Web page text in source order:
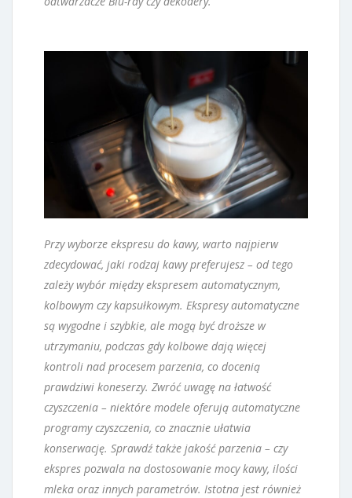
Przy wyborze ekspresu do kawy, warto najpierw
zdecydować, jaki rodzaj kawy preferujesz – od tego
zależy wybór między ekspresem automatycznym,
kolbowym czy kapsułkowym. Ekspresy automatyczne
są wygodne i szybkie, ale mogą być droższe w
utrzymaniu, podczas gdy kolbowe dają więcej
kontroli nad procesem parzenia, co docenią
prawdziwi koneserzy. Zwróć uwagę na łatwość
czyszczenia – niektóre modele oferują automatyczne
programy czyszczenia, co znacznie ułatwia
konserwację. Sprawdź także jakość parzenia – czy
ekspres pozwala na dostosowanie mocy kawy, ilości
mleka oraz innych parametrów. Istotna jest również